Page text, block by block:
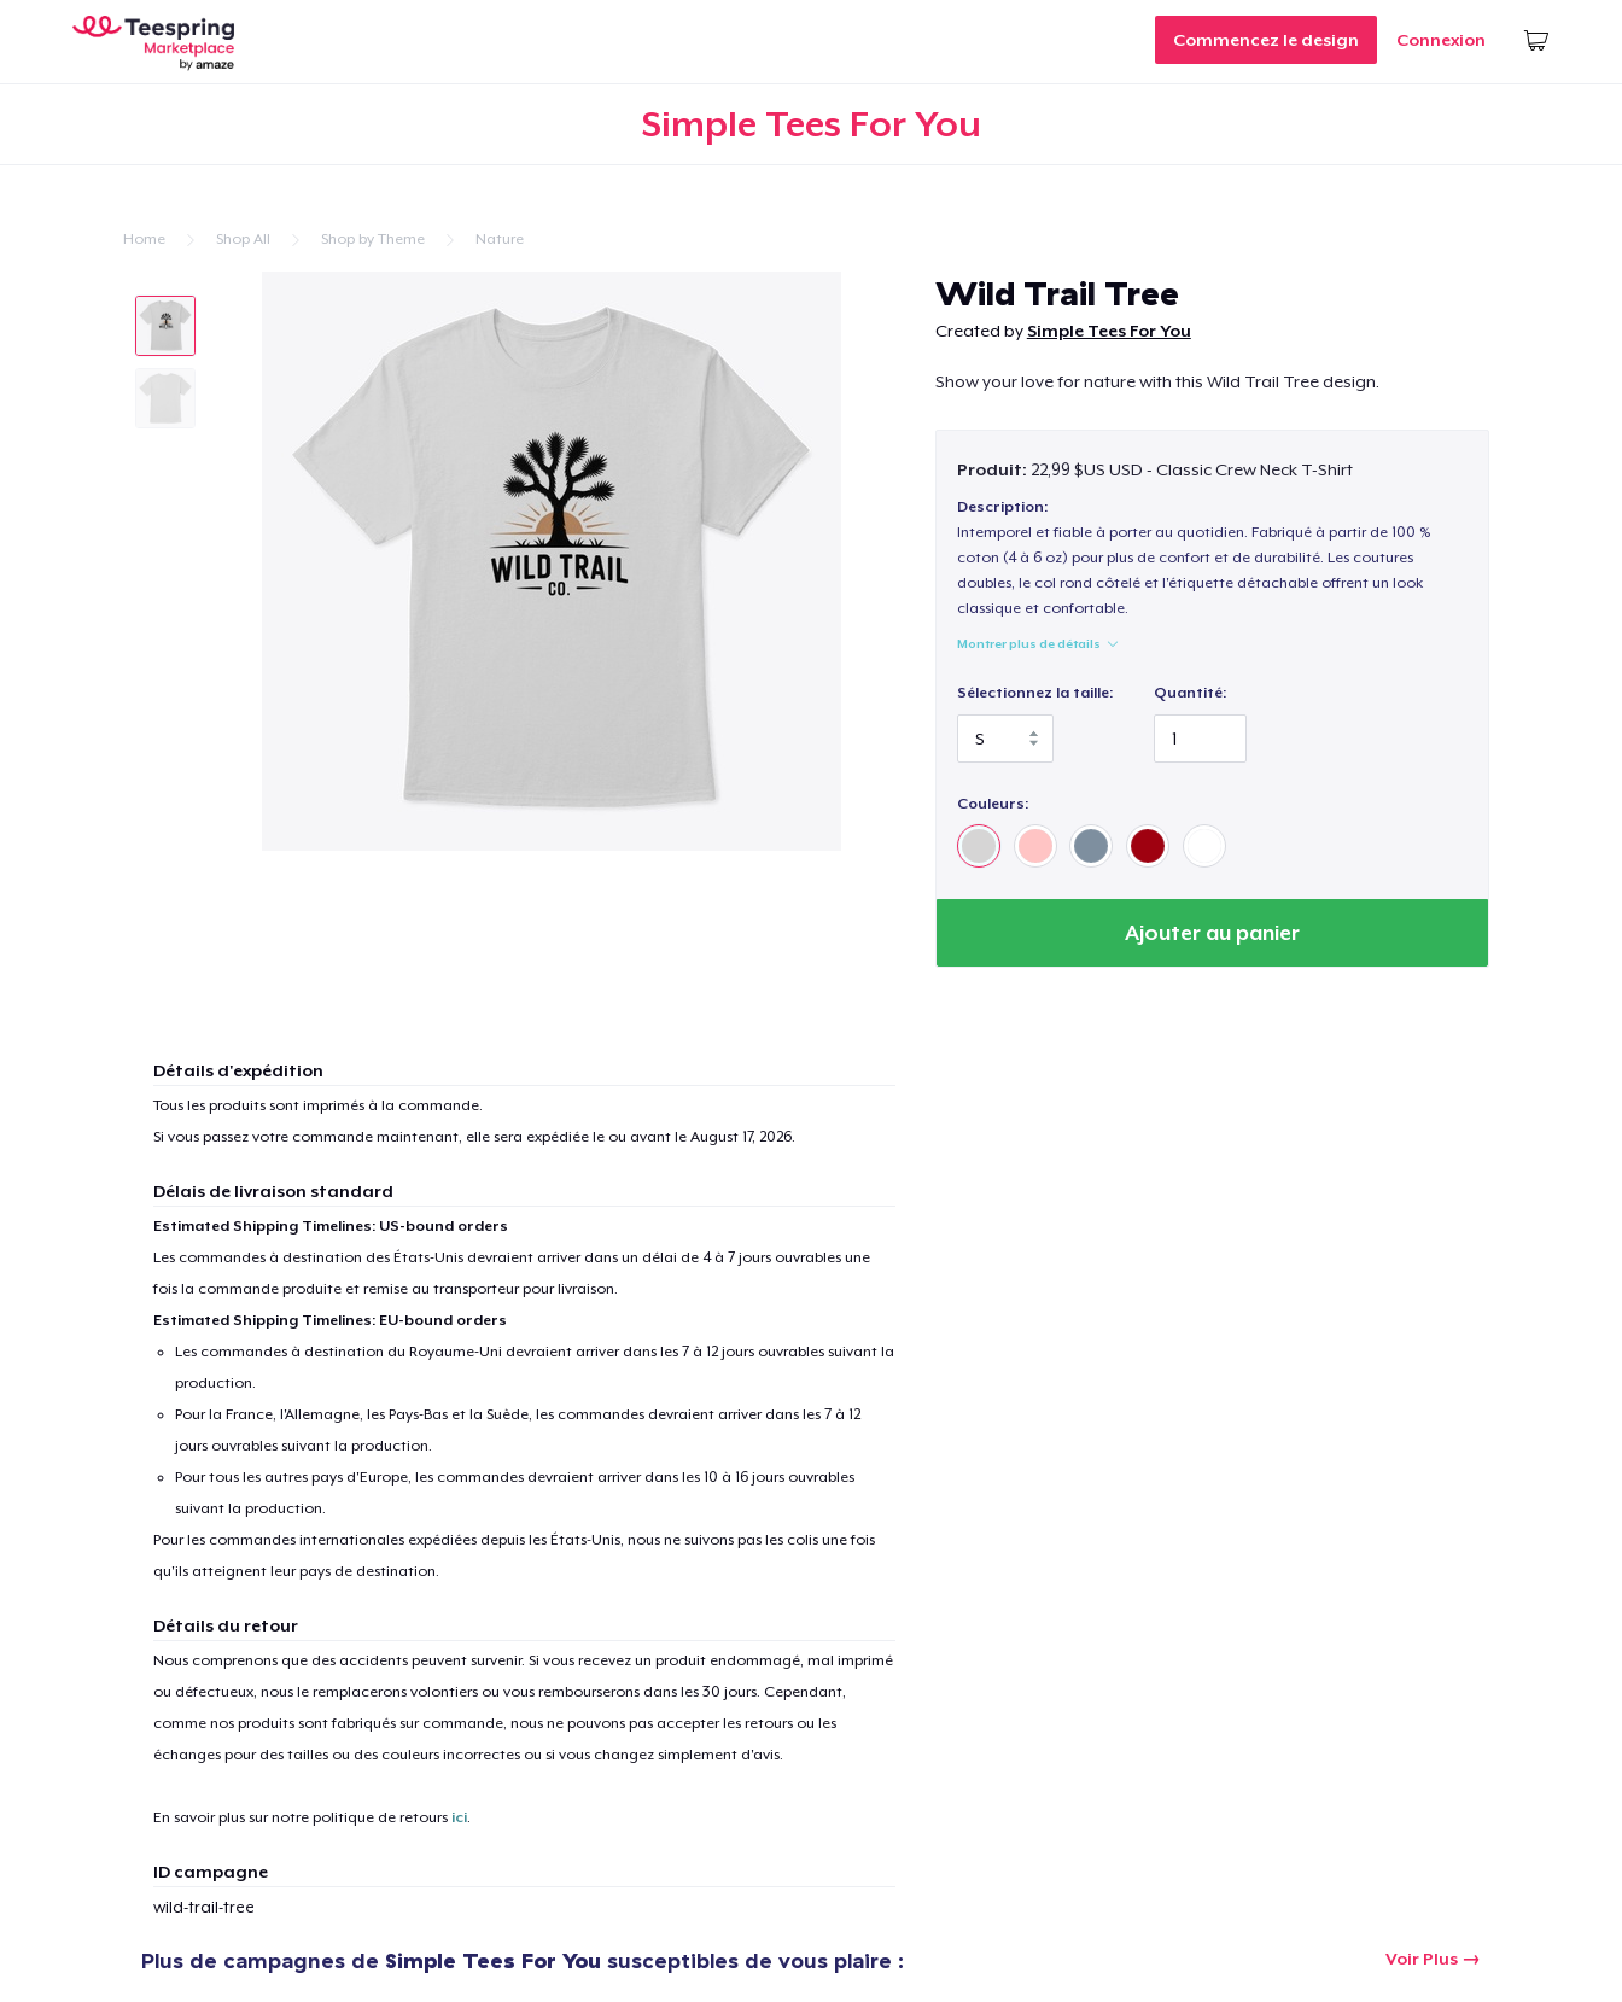
Commencez le design Connexion
Simple Tees For You
Home Shop All Shop by Theme Nature
Wild Trail Tree
Created bySimple Tees For You
Show your love for nature with this Wild Trail Tree design.
Produit: 22,99 $US USD - Classic Crew Neck T-Shirt
Description:
Intemporel et fiable à porter au quotidien. Fabriqué à partir de 100 %
coton (4 à 6 oz) pour plus de confort et de durabilité. Les coutures
doubles, le col rond côtelé et l'étiquette détachable offrent un look
classique et confortable.
Montrer plus de détails
Sélectionnez la taille: Quantité:
Couleurs:
Ajouter au panier
Détails d'expédition
Tous les produits sont imprimés à la commande.
Si vous passez votre commande maintenant, elle sera expédiée le ou avant le August 17, 2026.
Délais de livraison standard
Estimated Shipping Timelines: US-bound orders
Les commandes à destination des États-Unis devraient arriver dans un délai de 4 à 7 jours ouvrables une
fois la commande produite et remise au transporteur pour livraison.
Estimated Shipping Timelines: EU-bound orders
Les commandes à destination du Royaume-Uni devraient arriver dans les 7 à 12 jours ouvrables suivant la
production.
Pour la France, l'Allemagne, les Pays-Bas et la Suède, les commandes devraient arriver dans les 7 à 12
jours ouvrables suivant la production.
Pour tous les autres pays d'Europe, les commandes devraient arriver dans les 10 à 16 jours ouvrables
suivant la production.
Pour les commandes internationales expédiées depuis les États-Unis, nous ne suivons pas les colis une fois
qu'ils atteignent leur pays de destination.
Détails du retour
Nous comprenons que des accidents peuvent survenir. Si vous recevez un produit endommagé, mal imprimé
ou défectueux, nous le remplacerons volontiers ou vous rembourserons dans les 30 jours. Cependant,
comme nos produits sont fabriqués sur commande, nous ne pouvons pas accepter les retours ou les
échanges pour des tailles ou des couleurs incorrectes ou si vous changez simplement d'avis.
En savoir plus sur notre politique de retours ici.
ID campagne
wild-trail-tree
Plus de campagnes de Simple Tees For You susceptibles de vous plaire : Voir Plus
article ajouté au Panier